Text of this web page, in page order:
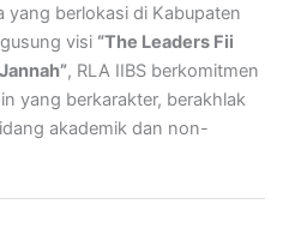
yang berlokasi di Kabupaten
visi “The Leaders Fii
, RLA IIBS berkomitmen
yang berkarakter, berakhlak
akademik dan non-